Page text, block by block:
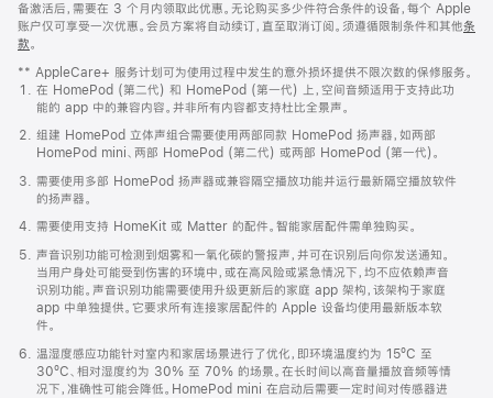
备激活后，需要在 3 个月内领取此优惠。无论购买多少件符合条件的设备，每个 Apple
账户仅可享受一次优惠。会员方案将自动续订，直至取消订阅。须遵循限制条件和其他条
款。
窗
口
中
打
开)
** AppleCare+ 服务计划可为使用过程中发生的意外损坏提供不限次数的保修服务。
在 HomePod (第二代) 和 HomePod (第一代) 上，空间音频适用于支持此功
能的 app 中的兼容内容。并非所有内容都支持杜比全景声。
组建 HomePod 立体声组合需要使用两部同款 HomePod 扬声器，如两部
HomePod mini、两部 HomePod (第二代) 或两部 HomePod (第一代)。
需要使用多部 HomePod 扬声器或兼容隔空播放功能并运行最新隔空播放软件
的扬声器。
需要使用支持 HomeKit 或 Matter 的配件。智能家居配件需单独购买。
声音识别功能可检测到烟雾和一氧化碳的警报声，并可在识别后向你发送通知。
当用户身处可能受到伤害的环境中，或在高风险或紧急情况下，均不应依赖声音
识别功能。声音识别功能需要使用升级更新后的家庭 app 架构，该架构于家庭
app 中单独提供。它要求所有连接家居配件的 Apple 设备均使用最新版本软
件。
温湿度感应功能针对室内和家居场景进行了优化，即环境温度约为 15ºC 至
30ºC、相对湿度约为 30% 至 70% 的场景。在长时间以高音量播放音频等情
况下，准确性可能会降低。HomePod mini 在启动后需要一定时间对传感器进